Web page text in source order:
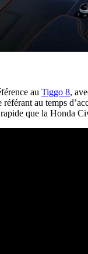
au Tiggo 8,
au temps
que la Honda